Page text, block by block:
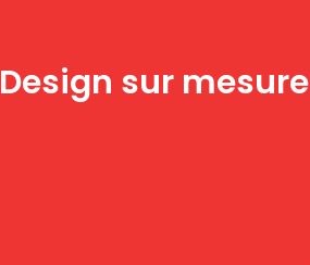
Design sur mesure